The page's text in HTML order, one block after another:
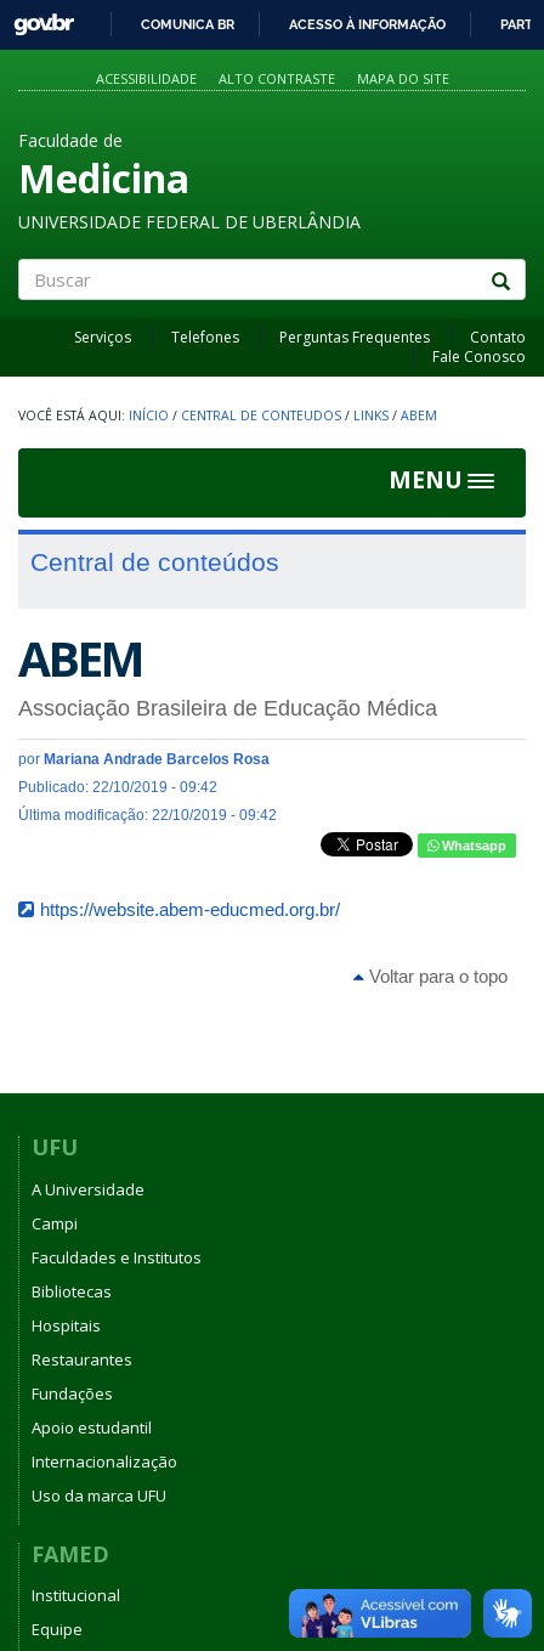
PARA
O
GOVBR
COMUNICA BR ACESSO À INFORMAÇÃO
ACESSIBILIDADE ALTO CONTRASTE MAPA DO SITE
Faculdade de
Medicina
UNIVERSIDADE FEDERAL DE UBERLÂNDIA
Serviços Telefones Perguntas Frequentes
Contato
Fale Conosco
INÍCIO / CENTRAL DE CONTEUDOS / LINKS / ABEM
MENU
Toggle
Central de conteúdos
ABEM
Associação Brasileira de Educação Médica
por Mariana Andrade Barcelos Rosa
Publicado: 22/10/2019 - 09:42
Última modificação: 22/10/2019 - 09:42
Whatsapp
https://website.abem-educmed.org.br/
Voltar para o topo
UFU
A Universidade
Campi
Faculdades e Institutos
Bibliotecas
Hospitais
Restaurantes
Fundações
Apoio estudantil
Internacionalização
Uso da marca UFU
FAMED
Institucional
Equipe